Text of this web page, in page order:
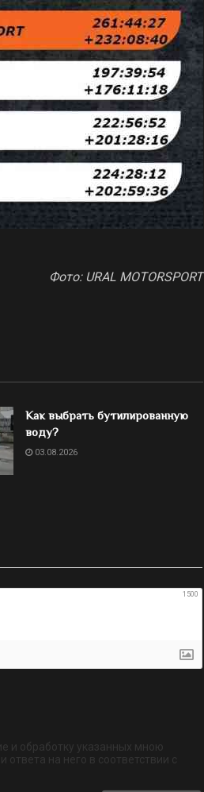
Фото: URAL MOTORSPORT
Как выбрать бутилированную
воду?
03.08.2026
1500
и обработку указанных мною
на него в соответствии с